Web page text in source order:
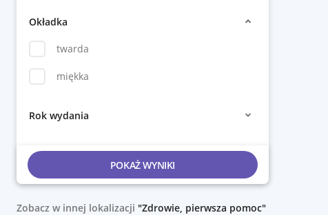
Okładka
twarda
miękka
Rok wydania
POKAŻ WYNIKI
Zobacz w innej lokalizacji "Zdrowie, pierwsza pomoc"